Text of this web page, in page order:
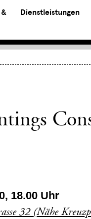
Dienstleistungen
18.00 Uhr
32 (Nähe